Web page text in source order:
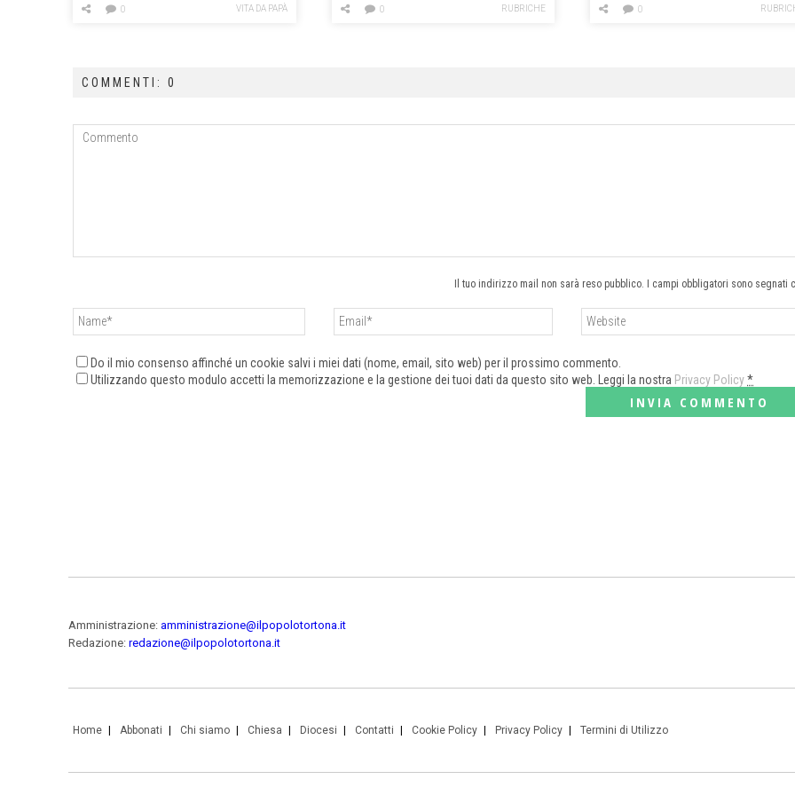
VITA DA PAPÀ
0 RUBRICHE
0 0
COMMENTI: 0
Il tuo indirizzo mail non sarà reso pubblico. I campi obbligatori sono segnati
Do il mio consenso affinché un cookie salvi i miei dati (nome, email, sito web) per il prossimo commento.
Utilizzando questo modulo accetti la memorizzazione e la gestione dei tuoi dati da questo sito web. Leggi la nostra Privacy Policy*
Amministrazione: amministrazione@ilpopolotortona.it
Redazione: redazione@ilpopolotortona.it
Home Abbonati Chi siamo Chiesa Diocesi Contatti Cookie Policy Privacy Policy Termini di Utilizzo